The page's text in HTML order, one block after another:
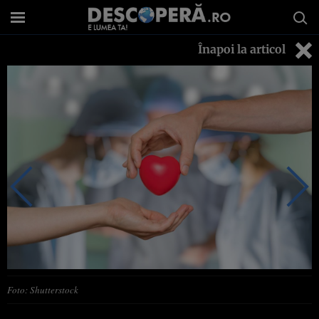
Înapoi la articol
Foto: Shutterstock